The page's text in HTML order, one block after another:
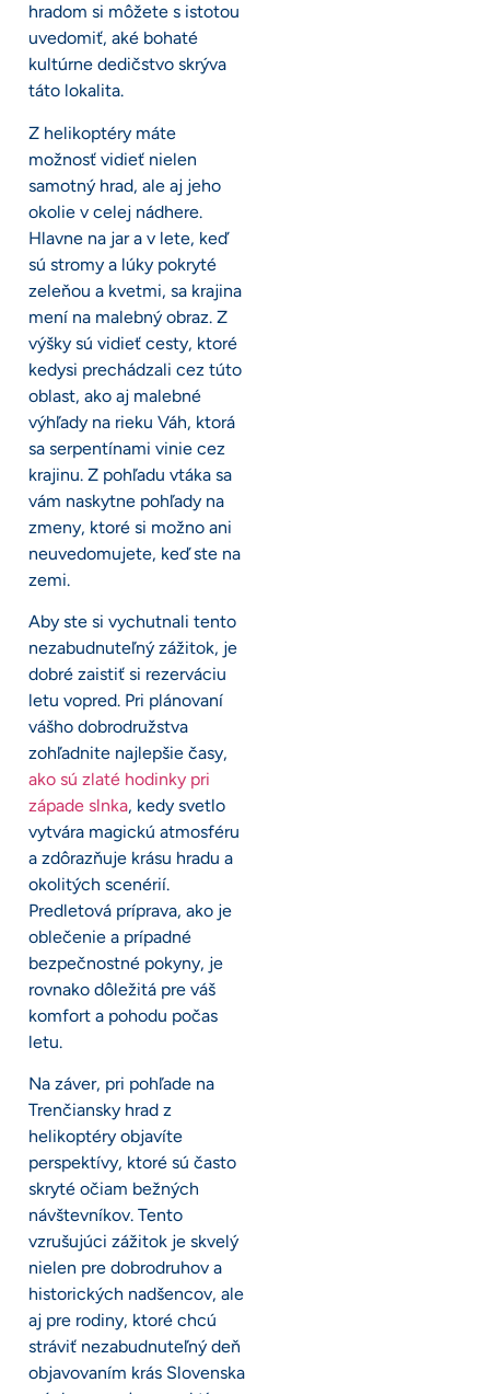
hradom si môžete s istotou
uvedomiť, aké bohaté
kultúrne dedičstvo skrýva
táto lokalita.
Z helikoptéry máte
možnosť vidieť nielen
samotný hrad, ale aj jeho
okolie v celej nádhere.
Hlavne na jar a v lete, keď
sú stromy a lúky pokryté
zeleňou a kvetmi, sa krajina
mení na malebný obraz. Z
výšky sú vidieť cesty, ktoré
kedysi prechádzali cez túto
oblast, ako aj malebné
výhľady na rieku Váh, ktorá
sa serpentínami vinie cez
krajinu. Z pohľadu vtáka sa
vám naskytne pohľady na
zmeny, ktoré si možno ani
neuvedomujete, keď ste na
zemi.
Aby ste si vychutnali tento
nezabudnuteľný zážitok, je
dobré zaistiť si rezerváciu
letu vopred. Pri plánovaní
vášho dobrodružstva
zohľadnite najlepšie časy,
ako sú zlaté hodinky pri
západe slnka, kedy svetlo
vytvára magickú atmosféru
a zdôrazňuje krásu hradu a
okolitých scenérií.
Predletová príprava, ako je
oblečenie a prípadné
bezpečnostné pokyny, je
rovnako dôležitá pre váš
komfort a pohodu počas
letu.
Na záver, pri pohľade na
Trenčiansky hrad z
helikoptéry objavíte
perspektívy, ktoré sú často
skryté očiam bežných
návštevníkov. Tento
vzrušujúci zážitok je skvelý
nielen pre dobrodruhov a
historických nadšencov, ale
aj pre rodiny, ktoré chcú
stráviť nezabudnuteľný deň
objavovaním krás Slovenska